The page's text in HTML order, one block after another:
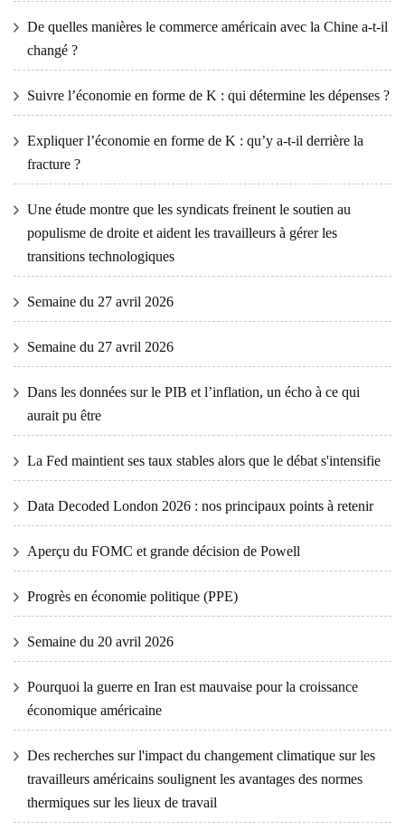
De quelles manières le commerce américain avec la Chine a-t-il
changé ?
Suivre l’économie en forme de K : qui détermine les dépenses ?
Expliquer l’économie en forme de K : qu’y a-t-il derrière la
fracture ?
Une étude montre que les syndicats freinent le soutien au
populisme de droite et aident les travailleurs à gérer les
transitions technologiques
Semaine du 27 avril 2026
Semaine du 27 avril 2026
Dans les données sur le PIB et l’inflation, un écho à ce qui
aurait pu être
La Fed maintient ses taux stables alors que le débat s'intensifie
Data Decoded London 2026 : nos principaux points à retenir
Aperçu du FOMC et grande décision de Powell
Progrès en économie politique (PPE)
Semaine du 20 avril 2026
Pourquoi la guerre en Iran est mauvaise pour la croissance
économique américaine
Des recherches sur l'impact du changement climatique sur les
travailleurs américains soulignent les avantages des normes
thermiques sur les lieux de travail